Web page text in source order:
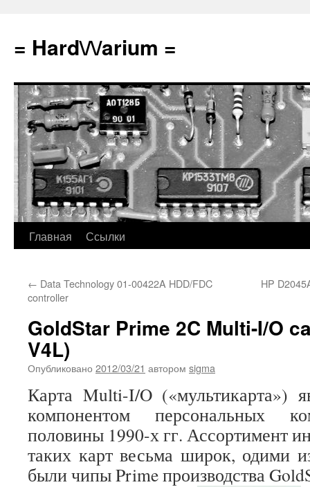
содержимому
= Hard\/\/arium =
Главная Ссылки
← Data Technology 01-00422A HDD/FDC
controller
HP
GoldStar Prime 2C Multi-I/O
V4L)
Опубликовано 2012/03/21 автором sigma
Карта Multi-I/O («мультикарта»)
компонентом персональных
половины 1990-х гг. Ассортимент
таких карт весьма широк, одими
были чипы Prime производства